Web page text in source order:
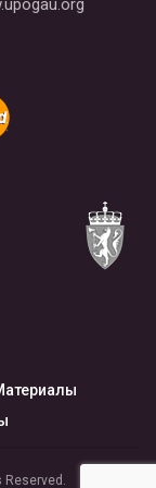
Reserved.